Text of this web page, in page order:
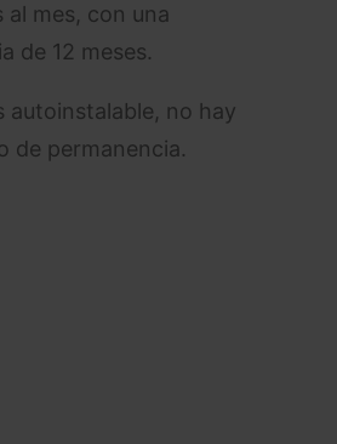
al mes, con una
de 12 meses.
autoinstalable, no hay
de permanencia.